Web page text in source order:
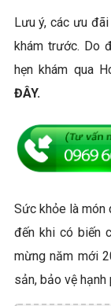
Lưu ý, các ưu
khám trước. Do
hẹn khám qua
ĐÂY.
Sức khỏe là món
đến khi có biến
mừng năm mới
sản, bảo vệ hạnh